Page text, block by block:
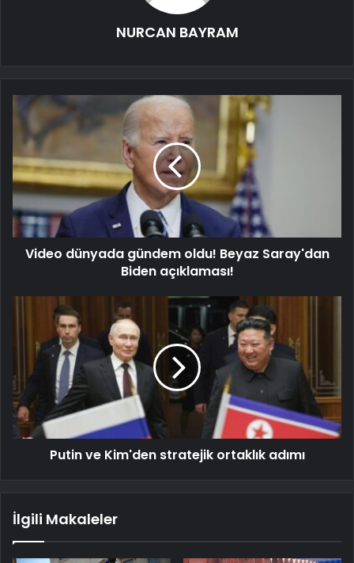
NURCAN BAYRAM
Video dünyada gündem oldu! Beyaz Saray'dan
Biden açıklaması!
Putin ve Kim'den stratejik ortaklık adımı
İlgili Makaleler